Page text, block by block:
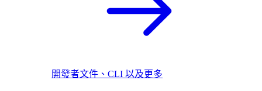
開發者文件、CLI 以及更多